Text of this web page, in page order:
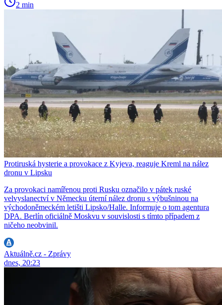
2 min
Protiruská hysterie a provokace z Kyjeva, reaguje Kreml na nález
dronu v Lipsku
Za provokaci namířenou proti Rusku označilo v pátek ruské
velvyslanectví v Německu úterní nález dronu s výbušninou na
východoněmeckém letišti Lipsko/Halle. Informuje o tom agentura
DPA. Berlín oficiálně Moskvu v souvislosti s tímto případem z
ničeho neobvinil.
Aktuálně.cz - Zprávy
dnes, 20:23